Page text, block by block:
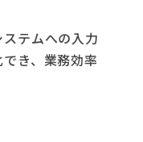
テムへの入力
き、業務効率